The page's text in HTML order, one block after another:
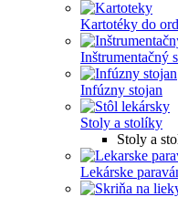
Kartotéky do
Inštrumentačný
Infúzny stojan
Stoly a stolíky
Stoly a
Lekárske